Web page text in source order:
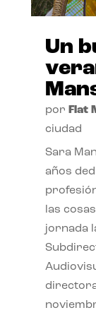
Un
por Flat
ciudad
Sara
años
las
jornada
directora